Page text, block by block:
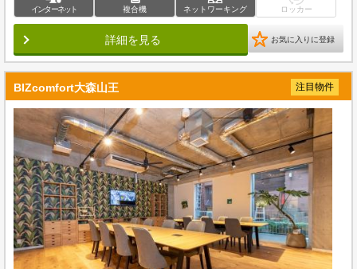
インターネット 複合機 ネットワーキング ロッカー
詳細を見る お気に入りに登録
BIZcomfort大森山王 注目物件